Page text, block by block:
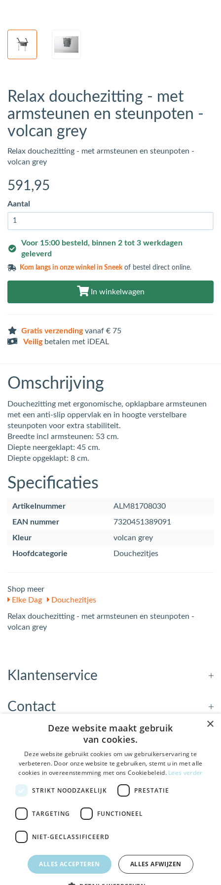
Relax douchezitting - met
armsteunen en steunpoten -
volcan grey
Relax douchezitting - met armsteunen en steunpoten -
volcan grey
591 ,95
Aantal
Voor 15:00 besteld, binnen 2 tot 3 werkdagen
geleverd
Kom langs inonze winkel in Sneek of bestel direct online.
In winkelwagen
Gratis verzendingvanaf € 75
Veiligbetalen met iDEAL
Omschrijving
Douchezitting met ergonomische, opklapbare armsteunen
met een anti-slip oppervlak en in hoogte verstelbare
steunpoten voor extra stabiliteit.
Breedte incl armsteunen: 53 cm.
Diepte neergeklapt: 45 cm.
Diepte opgeklapt: 8 cm.
Specificaties
Artikelnummer
ALM81708030
EAN nummer
7320451389091
Kleur
volcan grey
Hoofdcategorie
Douchezitjes
Shop meer
Elke Dag
Douchezitjes
Relax douchezitting - met armsteunen en steunpoten -
volcan grey
Klantenservice
Contact
Openingstijden
Nieuwsbrief
Bezoek de winkel in Sneek, Bolswarderbaan 3C
Gratis verzendingvanaf € 75
De Welzijnwinkel in je
inbox
Geen spam, geen verkooppraatjes — gewoon fijne
updates over hulpmiddelen die echt iets toevoegen.
Ja leuk! Schrijf me in
×
Deze website maakt gebruik
van cookies.
Deze website gebruikt cookies om uw gebruikerservaring te
verbeteren. Door onze website te gebruiken, stemt u in met alle
cookies in overeenstemming met ons Cookiebeleid. Lees verder
STRIKT NOODZAKELIJK PRESTATIE
TARGETING FUNCTIONEEL
NIET-GECLASSIFICEERD
ALLES ACCEPTEREN ALLES AFWIJZEN